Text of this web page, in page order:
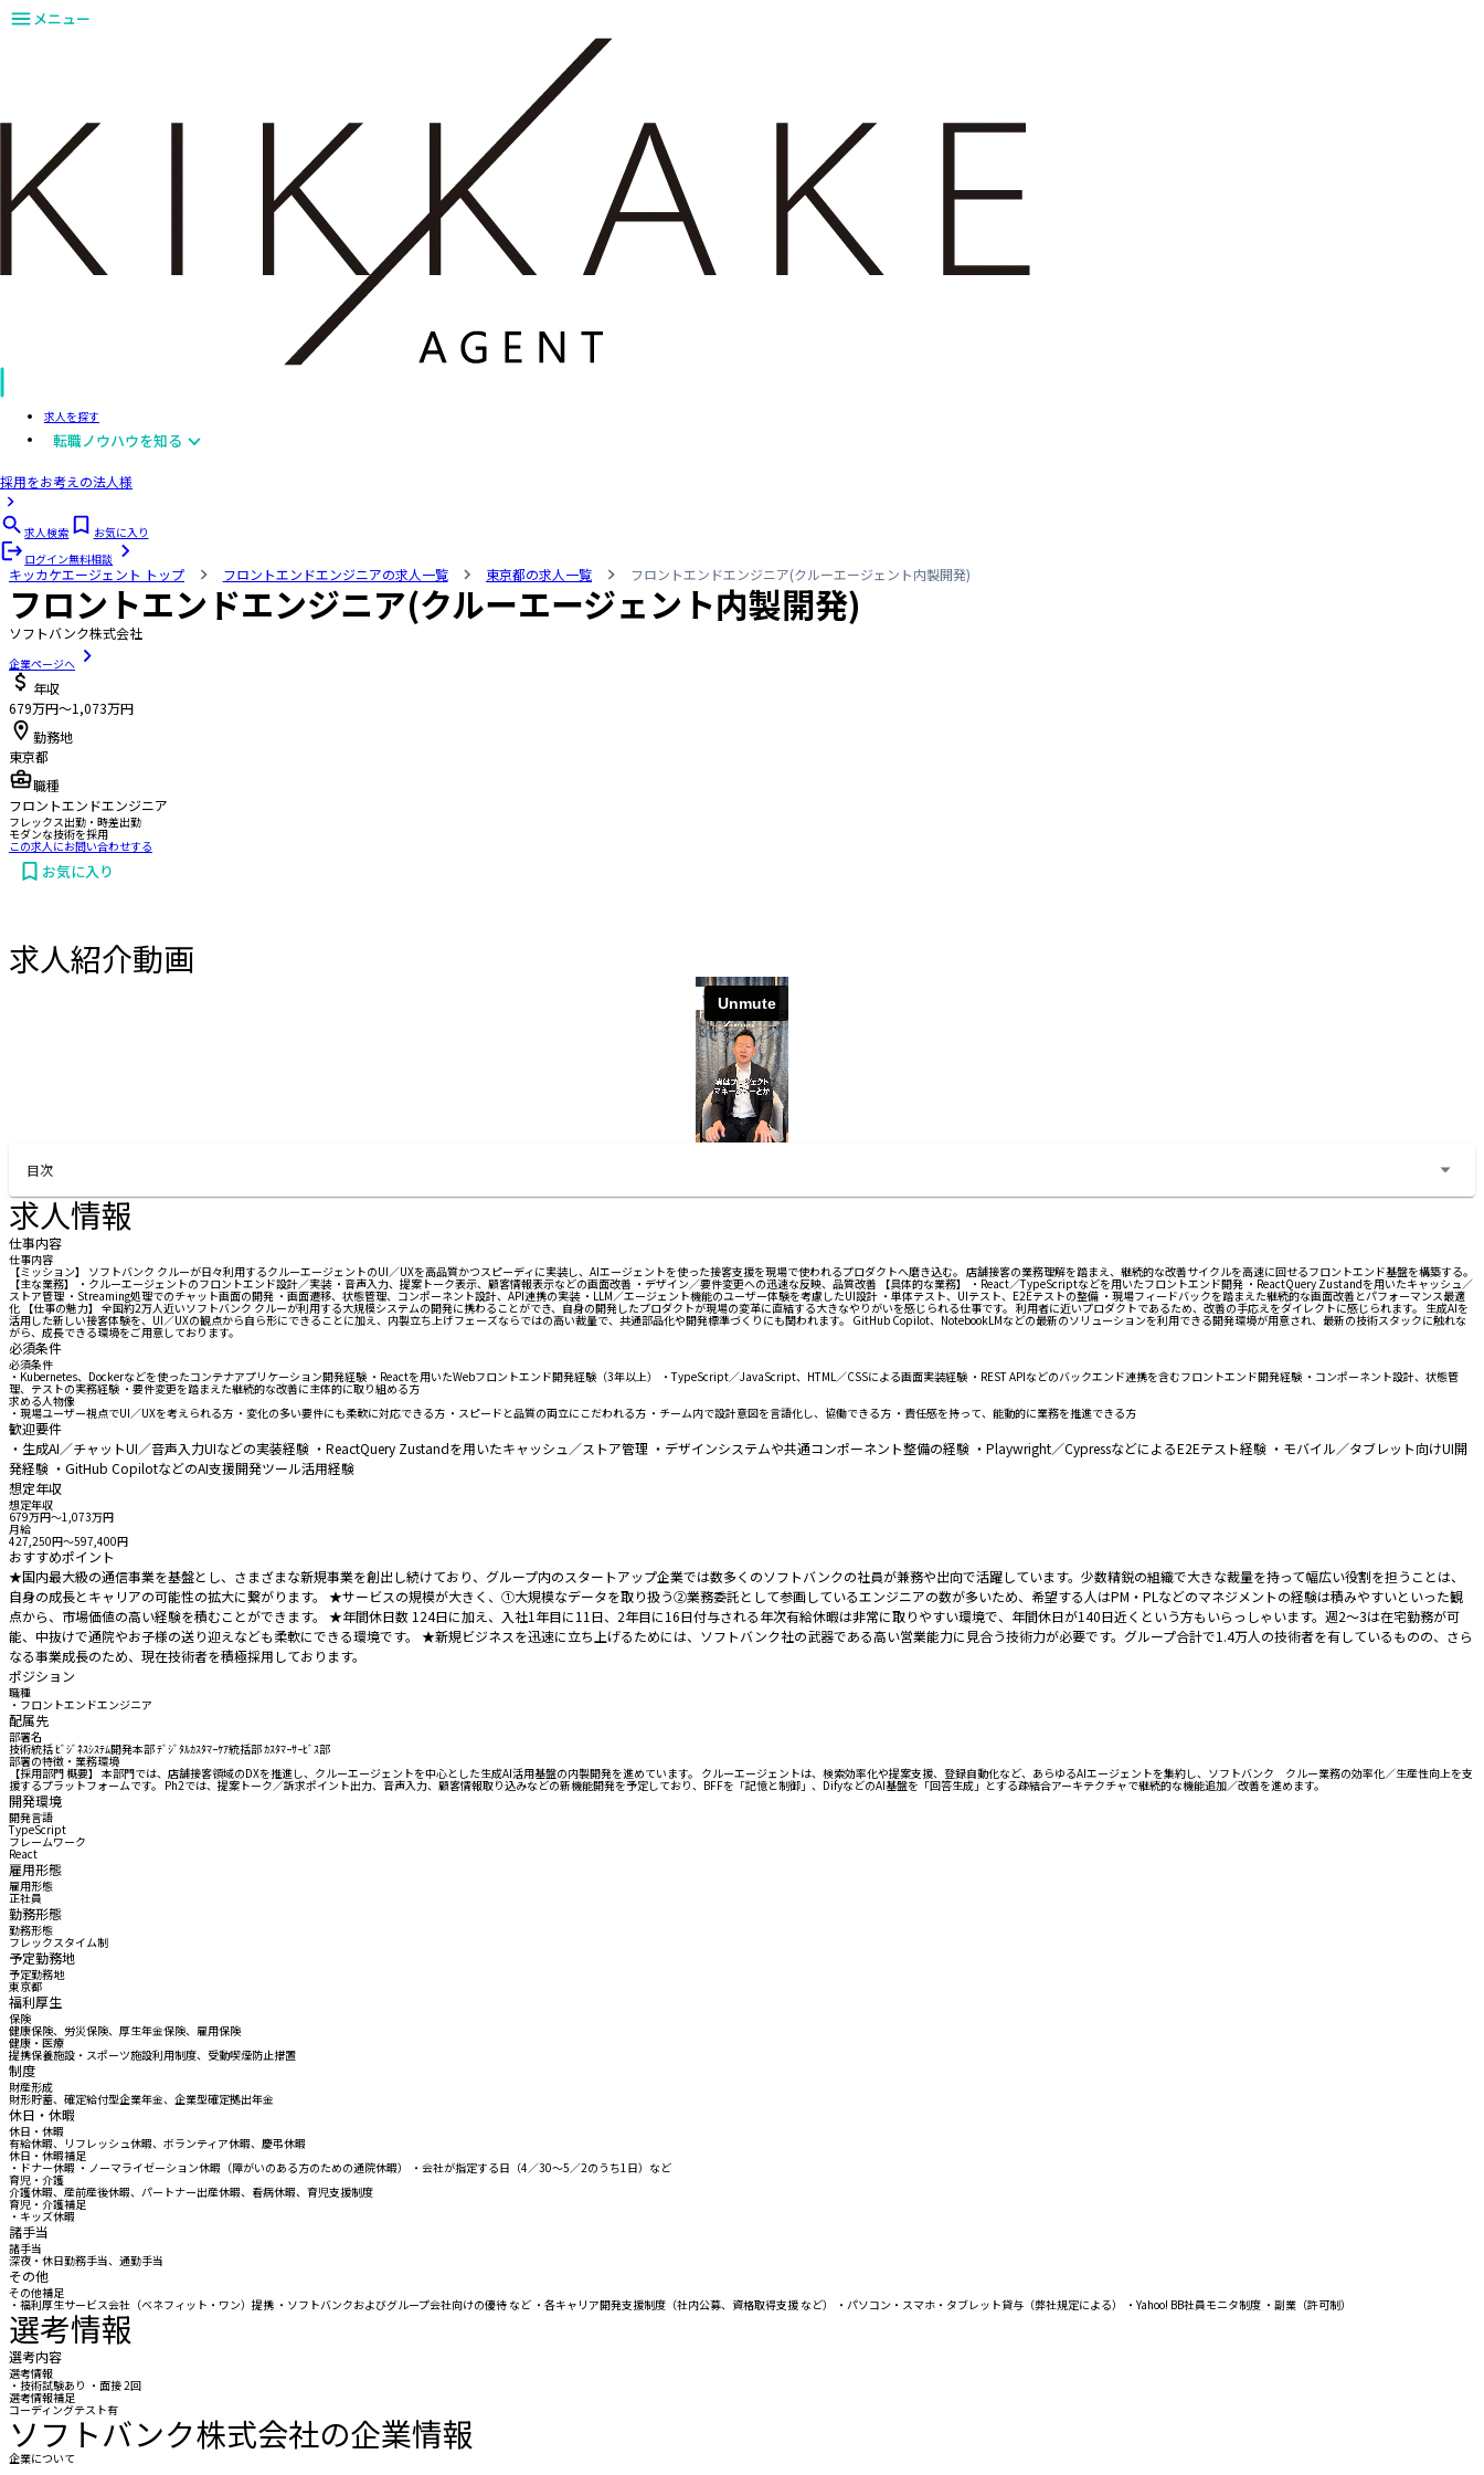
メニュー
求人を探す
転職ノウハウを知る
採用をお考えの法人様
求人検索
お気に入り
ログイン無料相談
キッカケエージェント トップ フロントエンドエンジニアの求人一覧 東京都の求人一覧 フロントエンドエンジニア(クルーエージェント内製開発)
フロントエンドエンジニア(クルーエージェント内製開発)
ソフトバンク株式会社
企業ページへ
年収
679万円〜1,073万円
勤務地
東京都
職種
フロントエンドエンジニア
フレックス出勤・時差出勤
モダンな技術を採用
この求人にお問い合わせする
お気に入り
お問い合わせする
求人紹介動画
目次
求人情報
仕事内容
仕事内容
【ミッション】 ソフトバンク クルーが日々利用するクルーエージェントのUI／UXを高品質かつスピーディに実装し、AIエージェントを使った接客支援を現場で使われるプロダクトへ磨き込む。 店舗接客の業務理解を踏まえ、継続的な改善サイクルを高速に回せるフロントエンド基盤を構築する。
【主な業務】 ・クルーエージェントのフロントエンド設計／実装 ・音声入力、提案トーク表示、顧客情報表示などの画面改善 ・デザイン／要件変更への迅速な反映、品質改善 【具体的な業務】 ・React／TypeScriptなどを用いたフロントエンド開発 ・ReactQuery Zustandを用いたキャッシュ／
ストア管理 ・Streaming処理でのチャット画面の開発 ・画面遷移、状態管理、コンポーネント設計、API連携の実装 ・LLM／エージェント機能のユーザー体験を考慮したUI設計 ・単体テスト、UIテスト、E2Eテストの整備 ・現場フィードバックを踏まえた継続的な画面改善とパフォーマンス最適
化 【仕事の魅力】 全国約2万人近いソフトバンク クルーが利用する大規模システムの開発に携わることができ、自身の開発したプロダクトが現場の変革に直結する大きなやりがいを感じられる仕事です。 利用者に近いプロダクトであるため、改善の手応えをダイレクトに感じられます。 生成AIを
活用した新しい接客体験を、UI／UXの観点から自ら形にできることに加え、内製立ち上げフェーズならではの高い裁量で、共通部品化や開発標準づくりにも関われます。 GitHub Copilot、NotebookLMなどの最新のソリューションを利用できる開発環境が用意され、最新の技術スタックに触れな
がら、成長できる環境をご用意しております。
必須条件
必須条件
・Kubernetes、Dockerなどを使ったコンテナアプリケーション開発経験 ・Reactを用いたWebフロントエンド開発経験（3年以上） ・TypeScript／JavaScript、HTML／CSSによる画面実装経験 ・REST APIなどのバックエンド連携を含むフロントエンド開発経験 ・コンポーネント設計、状態管
理、テストの実務経験 ・要件変更を踏まえた継続的な改善に主体的に取り組める方
求める人物像
・現場ユーザー視点でUI／UXを考えられる方 ・変化の多い要件にも柔軟に対応できる方 ・スピードと品質の両立にこだわれる方 ・チーム内で設計意図を言語化し、協働できる方 ・責任感を持って、能動的に業務を推進できる方
歓迎要件
・生成AI／チャットUI／音声入力UIなどの実装経験 ・ReactQuery Zustandを用いたキャッシュ／ストア管理 ・デザインシステムや共通コンポーネント整備の経験 ・Playwright／CypressなどによるE2Eテスト経験 ・モバイル／タブレット向けUI開
発経験 ・GitHub CopilotなどのAI支援開発ツール活用経験
想定年収
想定年収
679万円〜1,073万円
月給
427,250円〜597,400円
おすすめポイント
★国内最大級の通信事業を基盤とし、さまざまな新規事業を創出し続けており、グループ内のスタートアップ企業では数多くのソフトバンクの社員が兼務や出向で活躍しています。少数精鋭の組織で大きな裁量を持って幅広い役割を担うことは、
自身の成長とキャリアの可能性の拡大に繋がります。 ★サービスの規模が大きく、①大規模なデータを取り扱う②業務委託として参画しているエンジニアの数が多いため、希望する人はPM・PLなどのマネジメントの経験は積みやすいといった観
点から、市場価値の高い経験を積むことができます。 ★年間休日数 124日に加え、入社1年目に11日、2年目に16日付与される年次有給休暇は非常に取りやすい環境で、年間休日が140日近くという方もいらっしゃいます。週2～3は在宅勤務が可
能、中抜けで通院やお子様の送り迎えなども柔軟にできる環境です。 ★新規ビジネスを迅速に立ち上げるためには、ソフトバンク社の武器である高い営業能力に見合う技術力が必要です。グループ合計で1.4万人の技術者を有しているものの、さら
なる事業成長のため、現在技術者を積極採用しております。
ポジション
職種
・フロントエンドエンジニア
配属先
部署名
技術統括 ﾋﾞｼﾞﾈｽｼｽﾃﾑ開発本部 ﾃﾞｼﾞﾀﾙｶｽﾀﾏｰｹｱ統括部 ｶｽﾀﾏｰｻｰﾋﾞｽ部
部署の特徴・業務環境
【採用部門 概要】 本部門では、店舗接客領域のDXを推進し、クルーエージェントを中心とした生成AI活用基盤の内製開発を進めています。 クルーエージェントは、検索効率化や提案支援、登録自動化など、あらゆるAIエージェントを集約し、ソフトバンク クルー業務の効率化／生産性向上を支
援するプラットフォームです。 Ph2では、提案トーク／訴求ポイント出力、音声入力、顧客情報取り込みなどの新機能開発を予定しており、BFFを「記憶と制御」、DifyなどのAI基盤を「回答生成」とする疎結合アーキテクチャで継続的な機能追加／改善を進めます。
開発環境
開発言語
TypeScript
フレームワーク
React
雇用形態
雇用形態
正社員
勤務形態
勤務形態
フレックスタイム制
予定勤務地
予定勤務地
東京都
福利厚生
保険
健康保険、労災保険、厚生年金保険、雇用保険
健康・医療
提携保養施設・スポーツ施設利用制度、受動喫煙防止措置
制度
財産形成
財形貯蓄、確定給付型企業年金、企業型確定拠出年金
休日・休暇
休日・休暇
有給休暇、リフレッシュ休暇、ボランティア休暇、慶弔休暇
休日・休暇補足
・ドナー休暇 ・ノーマライゼーション休暇（障がいのある方のための通院休暇） ・会社が指定する日（4／30〜5／2のうち1日）など
育児・介護
介護休暇、産前産後休暇、パートナー出産休暇、看病休暇、育児支援制度
育児・介護補足
・キッズ休暇
諸手当
諸手当
深夜・休日勤務手当、通勤手当
その他
その他補足
・福利厚生サービス会社（ベネフィット・ワン）提携 ・ソフトバンクおよびグループ会社向けの優待 など ・各キャリア開発支援制度（社内公募、資格取得支援 など） ・パソコン・スマホ・タブレット貸与（弊社規定による） ・Yahoo! BB社員モニタ制度 ・副業（許可制）
選考情報
選考内容
選考情報
・技術試験あり ・面接 2回
選考情報補足
コーディングテスト有
ソフトバンク株式会社の企業情報
企業について